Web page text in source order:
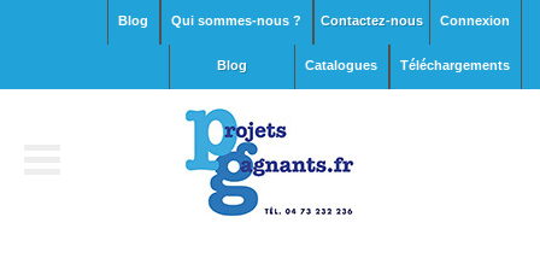
Connexion
Contactez-nous
Qui sommes-nous ?
Blog
Téléchargements
Catalogues
blog